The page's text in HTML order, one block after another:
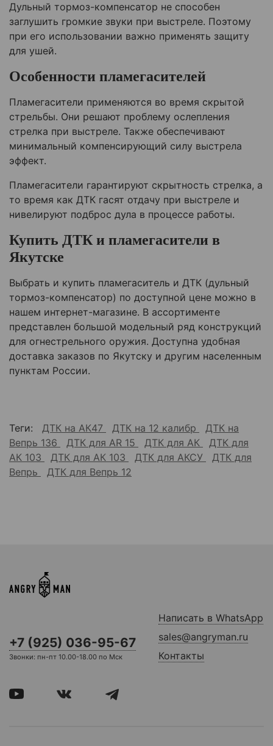
Дульный тормоз-компенсатор не способен
заглушить громкие звуки при выстреле. Поэтому
при его использовании важно применять защиту
для ушей.
Особенности пламегасителей
Пламегасители применяются во время скрытой
стрельбы. Они решают проблему ослепления
стрелка при выстреле. Также обеспечивают
минимальный компенсирующий силу выстрела
эффект.
Пламегасители гарантируют скрытность стрелка, а
то время как ДТК гасят отдачу при выстреле и
нивелируют подброс дула в процессе работы.
Купить ДТК и пламегасители в
Якутске
Выбрать и купить пламегаситель и ДТК (дульный
тормоз-компенсатор) по доступной цене можно в
нашем интернет-магазине. В ассортименте
представлен большой модельный ряд конструкций
для огнестрельного оружия. Доступна удобная
доставка заказов по Якутску и другим населенным
пунктам России.
Теги: ДТК на АК47 ДТК на 12 калибр
ДТК на
Вепрь 136
ДТК для AR 15 ДТК для АК
ДТК для
АК 103
ДТК для АК 103 ДТК для АКСУ
ДТК для
Вепрь
ДТК для Вепрь 12
+7 (925) 036-95-67
Звонки: пн-пт 10.00-18.00 по Мск
Написать в WhatsApp
sales@angryman.ru
Контакты